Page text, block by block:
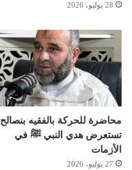
28 يوليو، 2026
محاضرة للحركة بالفقيه بنصالح
تستعرض هدي النبي ﷺ في
الأزمات
27 يوليو، 2026